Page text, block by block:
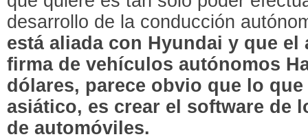
desarrollo de la conducción
está aliada con Hyundai y que
firma de vehículos autónomos
dólares, parece obvio que lo
asiático, es crear el software de
de automóviles.